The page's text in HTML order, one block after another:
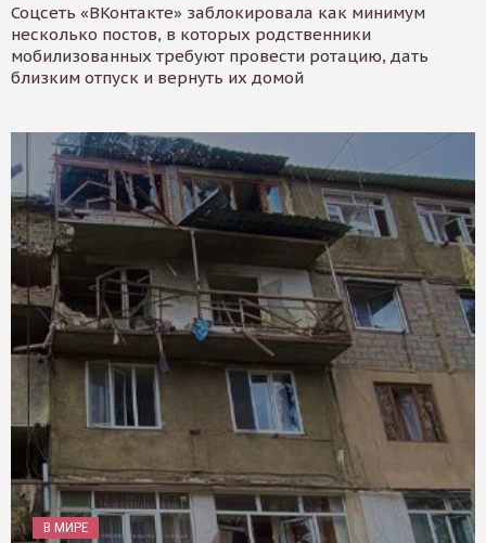
Соцсеть «ВКонтакте» заблокировала как минимум
несколько постов, в которых родственники
мобилизованных требуют провести ротацию, дать
близким отпуск и вернуть их домой
В МИРЕ